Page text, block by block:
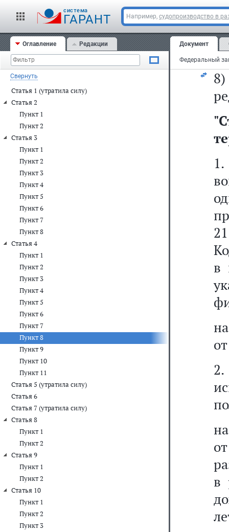
cистема
ГАРАНТ Например, судопроизводство в
Оглавление Редакции
Свернуть
Статья 1 (утратила силу)
Статья 2
Пункт 1
Пункт 2
Статья 3
Пункт 1
Пункт 2
Пункт 3
Пункт 4
Пункт 5
Пункт 6
Пункт 7
Пункт 8
Статья 4
Пункт 1
Пункт 2
Пункт 3
Пункт 4
Пункт 5
Пункт 6
Пункт 7
Пункт 8
Пункт 9
Пункт 10
Пункт 11
Статья 5 (утратила силу)
Статья 6
Статья 7 (утратила силу)
Статья 8
Пункт 1
Пункт 2
Статья 9
Пункт 1
Пункт 2
Статья 10
Пункт 1
Пункт 2
Пункт 3
Документ
"
в
в